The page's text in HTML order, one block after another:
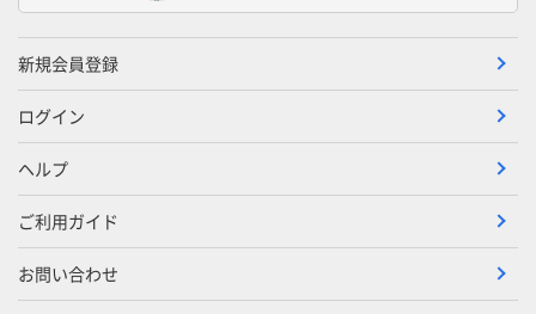
新規会員登録
ログイン
ヘルプ
ご利用ガイド
お問い合わせ